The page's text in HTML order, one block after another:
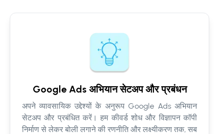
Google Ads अभियान सेटअप और प्रबंधन
अपने व्यावसायिक उद्देश्यों के अनुरूप Google Ads अभियान
सेटअप और प्रबंधित करें। हम कीवर्ड शोध और विज्ञापन कॉपी
निर्माण से लेकर बोली लगाने की रणनीति और लक्ष्यीकरण तक, सब